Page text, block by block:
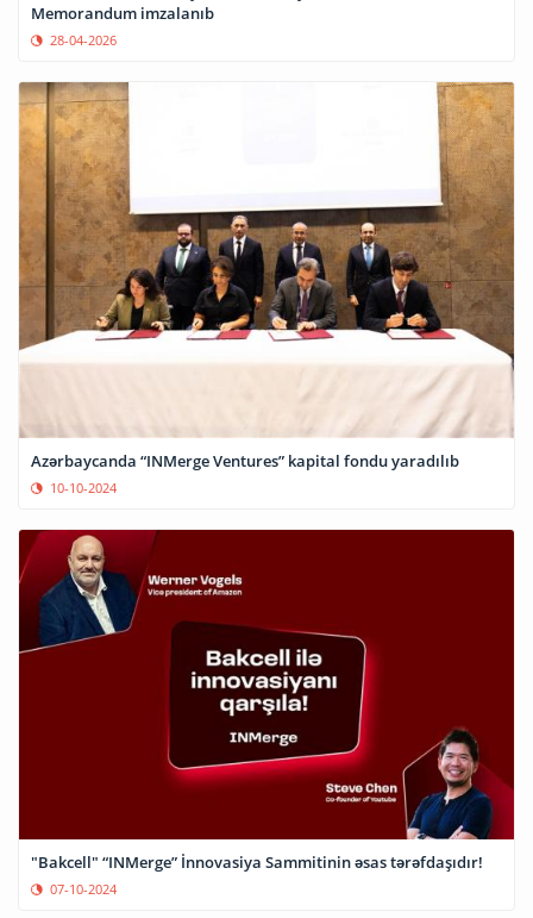
Memorandum imzalanıb
28-04-2026
Azərbaycanda “INMerge Ventures” kapital fondu yaradılıb
10-10-2024
"Bakcell" “INMerge” İnnovasiya Sammitinin əsas tərəfdaşıdır!
07-10-2024